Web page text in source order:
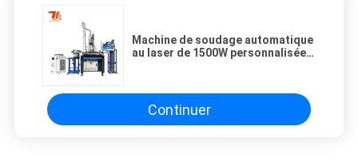
Machine de soudage automatique
au laser de 1500W personnalisée
Continuer